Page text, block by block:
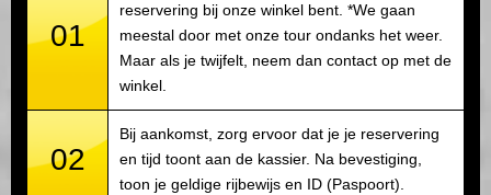
01
reservering bij onze winkel bent. *We gaan
meestal door met onze tour ondanks het weer.
Maar als je twijfelt, neem dan contact op met de
winkel.
02
Bij aankomst, zorg ervoor dat je je reservering
en tijd toont aan de kassier. Na bevestiging,
toon je geldige rijbewijs en ID (Paspoort).